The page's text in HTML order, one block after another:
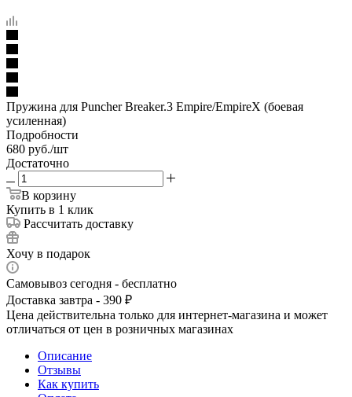
Пружина для Puncher Breaker.3 Empire/EmpireX (боевая
усиленная)
Подробности
680 руб./шт
Достаточно
В корзину
Купить в 1 клик
Рассчитать доставку
Хочу в подарок
Самовывоз сегодня - бесплатно
Доставка завтра - 390 ₽
Цена действительна только для интернет-магазина и может
отличаться от цен в розничных магазинах
Описание
Отзывы
Как купить